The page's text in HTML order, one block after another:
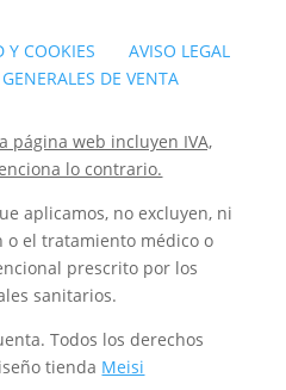
Y COOKIES
AVISO LEGAL
DE VENTA
página web incluyen IVA,
lo contrario.
aplicamos, no excluyen, ni
o el tratamiento médico o
prescrito por los
sanitarios.
Todos los derechos
tienda Meisi